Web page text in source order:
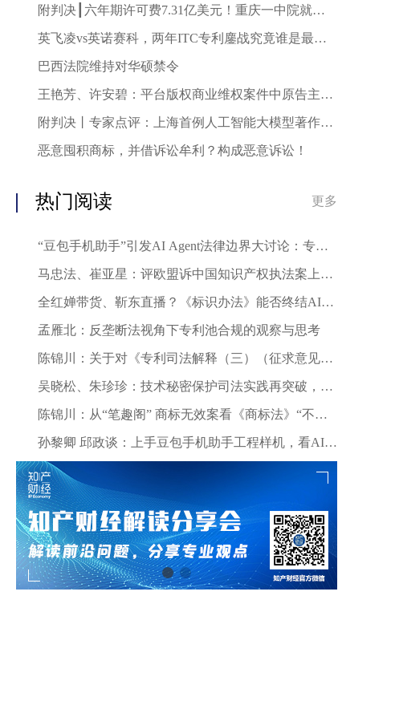
附判决┃六年期许可费7.31亿美元！重庆一中院就中
兴诉三星案作出一审判决
英飞凌vs英诺赛科，两年ITC专利鏖战究竟谁是最终
赢家？
巴西法院维持对华硕禁令
王艳芳、许安碧：平台版权商业维权案件中原告主体
资格的司法审查与规制
附判决丨专家点评：上海首例人工智能大模型著作权
侵权案二审宣判
恶意囤积商标，并借诉讼牟利？构成恶意诉讼！
热门阅读 更多
“豆包手机助手”引发AI Agent法律边界大讨论：专家
深度剖析数据合规与竞争秩序
马忠法、崔亚星：评欧盟诉中国知识产权执法案上诉
仲裁裁决
全红婵带货、靳东直播？《标识办法》能否终结AI拟
声乱象？
孟雁北：反垄断法视角下专利池合规的观察与思考
陈锦川：关于对《专利司法解释（三）（征求意见
稿）》几个诉讼程序问题的意见建议
吴晓松、朱珍珍：技术秘密保护司法实践再突破，高
质量审判护航科技创新——北京精雕公司诉田某、深
圳创世纪公司侵害技术秘密案浅析
陈锦川：从“笔趣阁” 商标无效案看《商标法》“不良
影响”条款的司法适用边界
孙黎卿 邱政谈：上手豆包手机助手工程样机，看AI手
机行业法律风险